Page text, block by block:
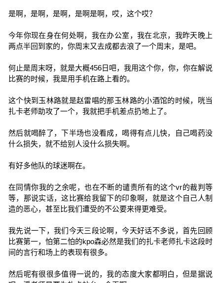
是啊，是啊，是啊，是啊是啊，哎，这个哎？
今年你现在身在何处啊，我在办公室，我在北京，我昨天晚上
两点半回到家的，你周末又去成都去浪了一个周末，是吧。
何止是周末呀，就是大概456日吧，我用这个你，你，你在解说
比赛的时候，我是用手机在路上看的。
这个快到玉林路就是赵雷唱的那玉林路的小酒馆的时候，咣当
扎卡老师助攻了一个，我就把手机差点扔地上了。
然后就喝醉了，下半场也没看成，喝得有点儿快，自己喝药没
什么损失，就不给别人没什么损失啊。
有好多他队的球迷啊在。
在同情你我的之余呢，也在不断的谴责所有的这个vr的裁判等
等，那说实话，这比赛给我留下的印象啊，就是这个自己人制
造的恶心，甚至比我们遭受的不公要来得更难受。
我先说一下，我们今天三段论啊，今天好话不多说，首先回顾
比赛第一，怕第二怕的kpo森必然是我们的扎卡老师扎卡这段时
间的言行和场上的表现有很多。
然后呢有很很多值得一说的，我的态度大家都明白，但是据说